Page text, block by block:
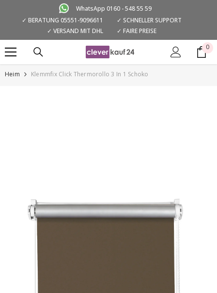
WhatsApp 0160 - 548 55 59
✓ BERATUNG 05551-9096611
✓ SCHNELLER SUPPORT
✓ VERSAND MIT DHL
✓ FAIRE PREISE
00
Heim
Klemmfix Click Thermorollo 3 In 1 Schoko